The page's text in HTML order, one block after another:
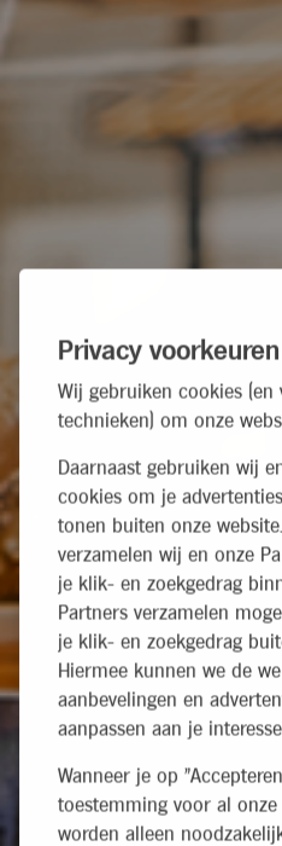
Privacy voorkeuren
Wij gebruiken cookies (en
technieken) om onze
Daarnaast gebruiken wij
cookies om je
tonen buiten onze
verzamelen wij en onze
je klik- en zoekgedrag
Partners verzamelen
je klik- en zoekgedrag
Hiermee kunnen we de
aanbevelingen en
aanpassen aan je
Wanneer je op
toestemming voor al onze
worden alleen